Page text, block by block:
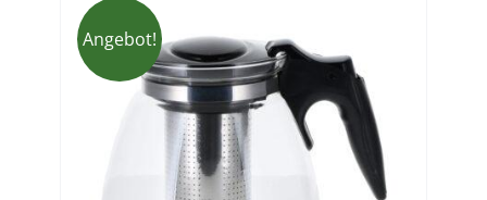
Angebot!